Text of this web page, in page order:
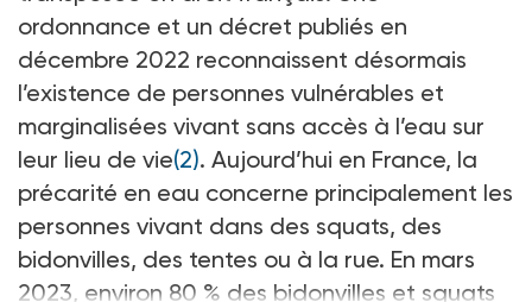
ordonnance et un décret publiés en
décembre 2022 reconnaissent désormais
l’existence de personnes vulnérables et
marginalisées vivant sans accès à l’eau sur
leur lieu de vie(2). Aujourd’hui en France, la
précarité en eau concerne principalement les
personnes vivant dans des squats, des
bidonvilles, des tentes ou à la rue. En mars
2023, environ 80 % des bidonvilles et squats